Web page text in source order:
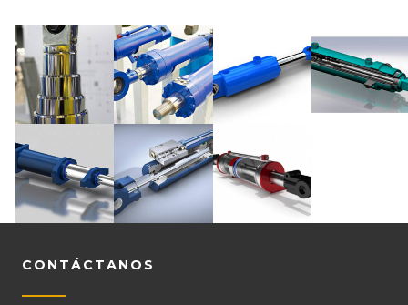
CONTÁCTANOS